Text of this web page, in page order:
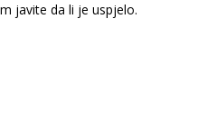
javite da li je uspjelo.